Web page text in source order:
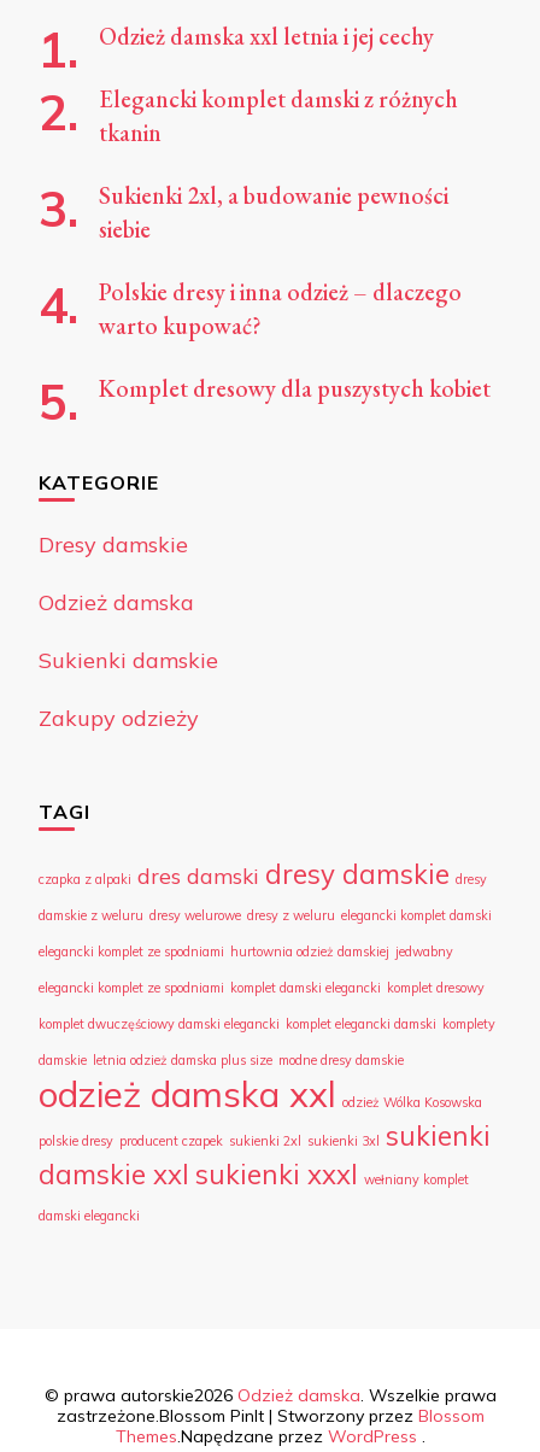
Odzież damska xxl letnia i jej cechy
Elegancki komplet damski z różnych
tkanin
Sukienki 2xl, a budowanie pewności
siebie
Polskie dresy i inna odzież – dlaczego
warto kupować?
Komplet dresowy dla puszystych kobiet
KATEGORIE
Dresy damskie
Odzież damska
Sukienki damskie
Zakupy odzieży
TAGI
czapka z alpaki dres damski dresy damskie dresy
damskie z weluru dresy welurowe dresy z weluru elegancki komplet damski
elegancki komplet ze spodniami hurtownia odzież damskiej jedwabny
elegancki komplet ze spodniami komplet damski elegancki komplet dresowy
komplet dwuczęściowy damski elegancki komplet elegancki damski komplety
damskie letnia odzież damska plus size modne dresy damskie
odzież damska xxl odzież Wólka Kosowska
polskie dresy producent czapek sukienki 2xl sukienki 3xl sukienki
damskie xxl sukienki xxxl wełniany komplet
damski elegancki
© prawa autorskie2026 Odzież damska. Wszelkie prawa
zastrzeżone.Blossom PinIt | Stworzony przez Blossom
Themes.Napędzane przez WordPress .